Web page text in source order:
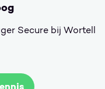
Secure bij Wortell